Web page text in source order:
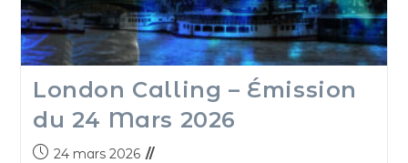
London Calling – Émission
du 24 Mars 2026
24 mars 2026